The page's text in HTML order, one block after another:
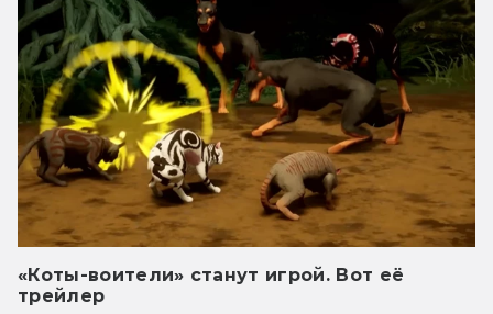
«Коты-воители» станут игрой. Вот её
трейлер